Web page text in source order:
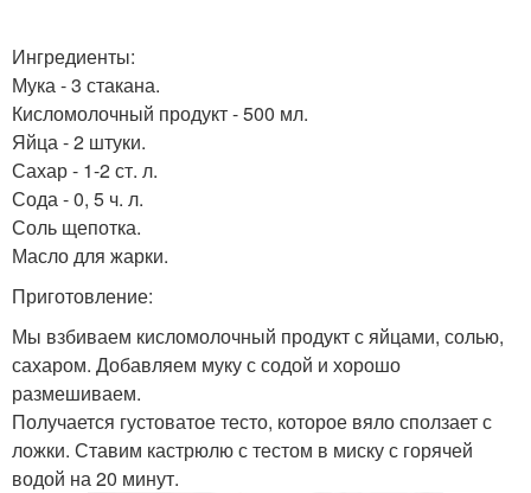
Ингредиенты:
Мука - 3 стакана.
Кисломолочный продукт - 500 мл.
Яйца - 2 штуки.
Сахар - 1-2 ст. л.
Сода - 0, 5 ч. л.
Соль щепотка.
Масло для жарки.
Приготовление:
Мы взбиваем кисломолочный продукт с яйцами, солью,
сахаром. Добавляем муку с содой и хорошо
размешиваем.
Получается густоватое тесто, которое вяло сползает с
ложки. Ставим кастрюлю с тестом в миску с горячей
водой на 20 минут.